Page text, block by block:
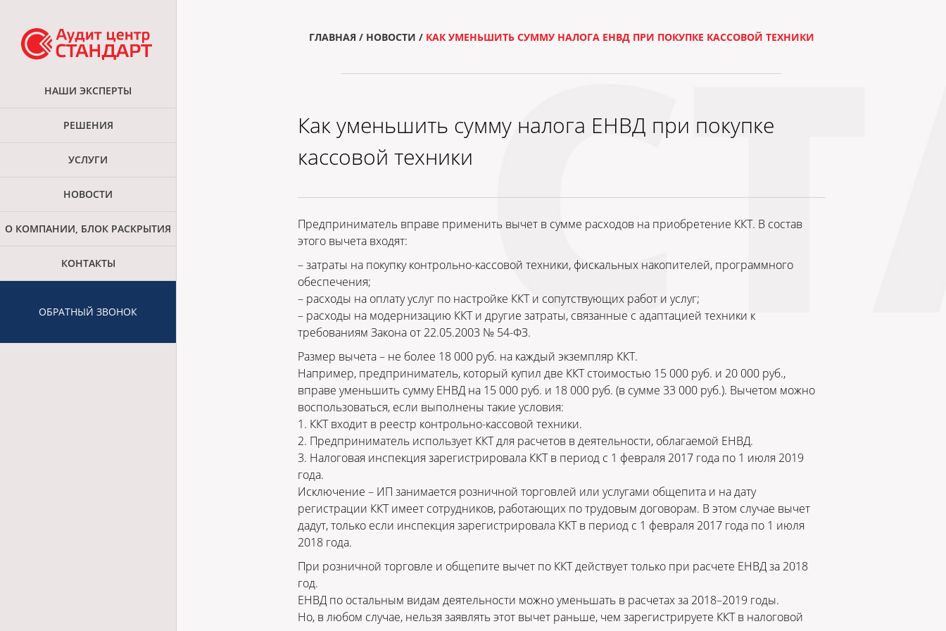
НАШИ ЭКСПЕРТЫ
РЕШЕНИЯ
УСЛУГИ
НОВОСТИ
О КОМПАНИИ, БЛОК РАСКРЫТИЯ
КОНТАКТЫ
ОБРАТНЫЙ ЗВОНОК
ГЛАВНАЯ / НОВОСТИ / КАК УМЕНЬШИТЬ СУММУ НАЛОГА ЕНВД ПРИ ПОКУПКЕ КАССОВОЙ ТЕХНИКИ
Как уменьшить сумму налога ЕНВД при покупке
кассовой техники
Предприниматель вправе применить вычет в сумме расходов на приобретение ККТ. В состав
этого вычета входят:
– затраты на покупку контрольно-кассовой техники, фискальных накопителей, программного
обеспечения;
– расходы на оплату услуг по настройке ККТ и сопутствующих работ и услуг;
– расходы на модернизацию ККТ и другие затраты, связанные с адаптацией техники к
требованиям Закона от 22.05.2003 № 54-ФЗ.
Размер вычета – не более 18 000 руб. на каждый экземпляр ККТ.
Например, предприниматель, который купил две ККТ стоимостью 15 000 руб. и 20 000 руб.,
вправе уменьшить сумму ЕНВД на 15 000 руб. и 18 000 руб. (в сумме 33 000 руб.). Вычетом можно
воспользоваться, если выполнены такие условия:
1. ККТ входит в реестр контрольно-кассовой техники.
2. Предприниматель использует ККТ для расчетов в деятельности, облагаемой ЕНВД.
3. Налоговая инспекция зарегистрировала ККТ в период с 1 февраля 2017 года по 1 июля 2019
года.
Исключение – ИП занимается розничной торговлей или услугами общепита и на дату
регистрации ККТ имеет сотрудников, работающих по трудовым договорам. В этом случае вычет
дадут, только если инспекция зарегистрировала ККТ в период с 1 февраля 2017 года по 1 июля
2018 года.
При розничной торговле и общепите вычет по ККТ действует только при расчете ЕНВД за 2018
год.
ЕНВД по остальным видам деятельности можно уменьшать в расчетах за 2018–2019 годы.
Но, в любом случае, нельзя заявлять этот вычет раньше, чем зарегистрируете ККТ в налоговой